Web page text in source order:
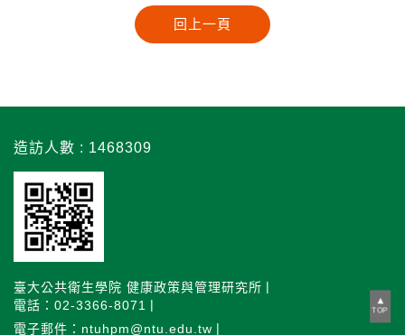
TOP
造訪人數 : 1468309
臺大公共衛生學院 健康政策與管理研究所
電話：02-3366-8071
電子郵件：ntuhpm@ntu.edu.tw